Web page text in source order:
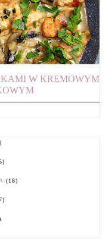
W KREMOWYM
(18)